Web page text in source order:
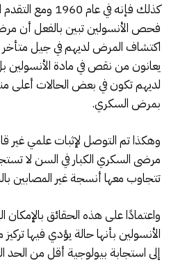
كذلك فإنه في عام
فحص الأنسولين تبين بالفعل أن
اكتشاف المرض لديهم في جيل
يعانون من نقص في مادة الأنسولين
لديهم تكون في بعض الحالات أعلى
بمرض السكري.
وهكذا تم التوصل لإثبات علمي
مرضى السكري الكبار في السن لا
تتجاوب معها أنسجة غير المصابين
واعتمادًا على هذه الحقائق بالإمكان
الأنسولين بأنها حالة يؤدي فيها
إلى استجابة بيولوجية أقل من الحد